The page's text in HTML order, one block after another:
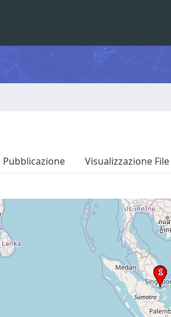
Pubblicazione Visualizzazione File